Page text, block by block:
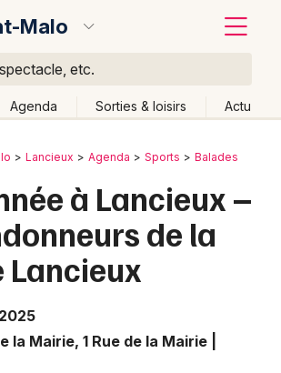
Malo
etc.
Agenda Sorties & loisirs Actu
événement
Lancieux Agenda Sports Balades
à Lancieux –
de la
Lancieux
la Mairie, 1 Rue de la Mairie
moi Changer de lieu
Effacer les dates
Ce week-end